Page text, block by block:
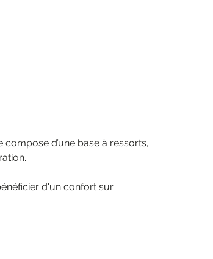
d’une base à ressorts,
d'un confort sur